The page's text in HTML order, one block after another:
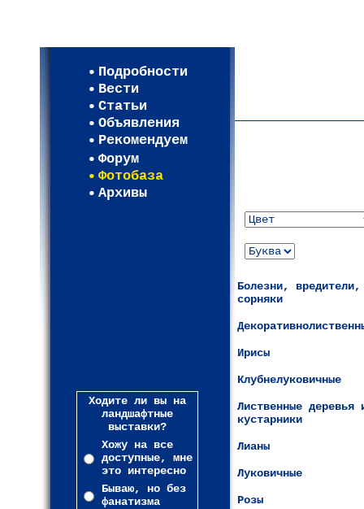
Подробности
Вести
Статьи
Объявления
Рекомендуем
Форум
Фотобаза
Архивы
Ходите ли вы на
ландшафтные
выставки?
Хожу на все
доступные, мне
это интересно
Бываю, но без
фанатизма
Болезни, вредители,
сорняки
Ирисы
Клубнелуковичные
Лиственные деревья
кустарники
Лианы
Луковичные
Розы